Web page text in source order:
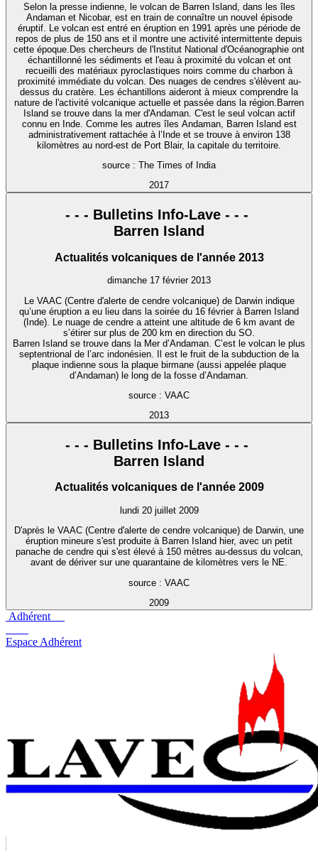
Selon la presse indienne, le volcan de Barren Island, dans les îles
Andaman et Nicobar, est en train de connaître un nouvel épisode
éruptif. Le volcan est entré en éruption en 1991 après une période de
repos de plus de 150 ans et il montre une activité intermittente depuis
cette époque.Des chercheurs de l'Institut National d'Océanographie ont
échantillonné les sédiments et l'eau à proximité du volcan et ont
recueilli des matériaux pyroclastiques noirs comme du charbon à
proximité immédiate du volcan. Des nuages de cendres s'élèvent au-
dessus du cratère. Les échantillons aideront à mieux comprendre la
nature de l'activité volcanique actuelle et passée dans la région.Barren
Island se trouve dans la mer d'Andaman. C'est le seul volcan actif
connu en Inde. Comme les autres îles Andaman, Barren Island est
administrativement rattachée à l’Inde et se trouve à environ 138
kilomètres au nord-est de Port Blair, la capitale du territoire.
source : The Times of India
2017
- - - Bulletins Info-Lave - - -
Barren Island
Actualités volcaniques de l'année 2013
dimanche 17 février 2013
Le VAAC (Centre d'alerte de cendre volcanique) de Darwin indique
qu’une éruption a eu lieu dans la soirée du 16 février à Barren Island
(Inde). Le nuage de cendre a atteint une altitude de 6 km avant de
s’étirer sur plus de 200 km en direction du SO.
Barren Island se trouve dans la Mer d’Andaman. C’est le volcan le plus
septentrional de l’arc indonésien. Il est le fruit de la subduction de la
plaque indienne sous la plaque birmane (aussi appelée plaque
d’Andaman) le long de la fosse d’Andaman.
source : VAAC
2013
- - - Bulletins Info-Lave - - -
Barren Island
Actualités volcaniques de l'année 2009
lundi 20 juillet 2009
D'après le VAAC (Centre d'alerte de cendre volcanique) de Darwin, une
éruption mineure s'est produite à Barren Island hier, avec un petit
panache de cendre qui s'est élevé à 150 mètres au-dessus du volcan,
avant de dériver sur une quarantaine de kilomètres vers le NE.
source : VAAC
2009
Adhérent
Espace Adhérent